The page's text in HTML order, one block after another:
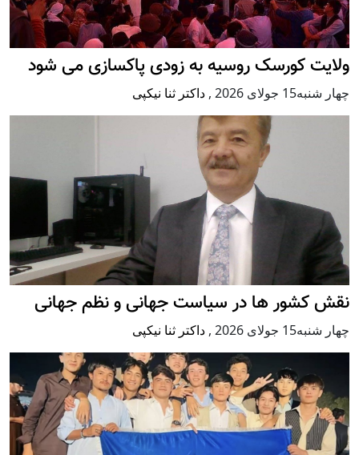
ولایت کورسک روسیه به زودی پاکسازی می شود
چهار شنبه15 جولای 2026 , داکتر ثنا نیکپی
نقش کشور ها در سیاست جهانی و نظم جهانی
چهار شنبه15 جولای 2026 , داکتر ثنا نیکپی